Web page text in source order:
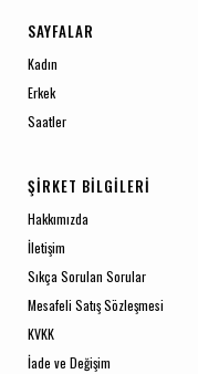
SAYFALAR
Kadın
Erkek
Saatler
ŞIRKET BILGILERI
Hakkımızda
İletişim
Sıkça Sorulan Sorular
Mesafeli Satış Sözleşmesi
KVKK
İade ve Değişim